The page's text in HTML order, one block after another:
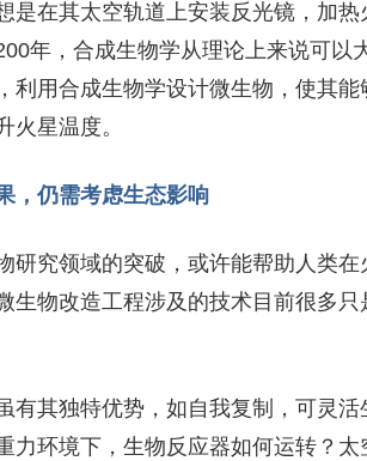
是在其太空轨道上安装反光镜，加
年，合成生物学从理论上来说可以
利用合成生物学设计微生物，使其
火星温度。
，仍需考虑生态影响
研究领域的突破，或许能帮助人类
生物改造工程涉及的技术目前很多只
有其独特优势，如自我复制，可灵
力环境下，生物反应器如何运转？